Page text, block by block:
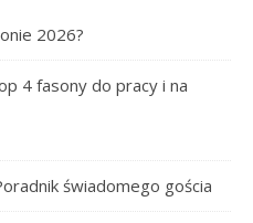
2026?
4 fasony do pracy i na
świadomego gościa